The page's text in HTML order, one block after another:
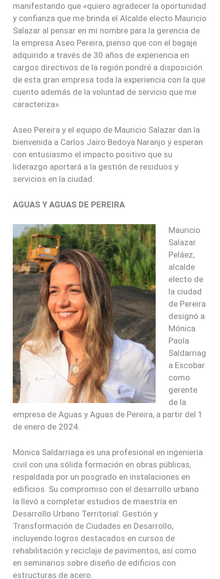
manifestando que «quiero agradecer la oportunidad
y confianza que me brinda el Alcalde electo Mauricio
Salazar al pensar en mi nombre para la gerencia de
la empresa Aseo Pereira, pienso que con el bagaje
adquirido a través de 30 años de experiencia en
cargos directivos de la región pondré a disposición
de esta gran empresa toda la experiencia con la que
cuento además de la voluntad de servicio que me
caracteriza».
Aseo Pereira y el equipo de Mauricio Salazar dan la
bienvenida a Carlos Jairo Bedoya Naranjo y esperan
con entusiasmo el impacto positivo que su
liderazgo aportará a la gestión de residuos y
servicios en la ciudad.
AGUAS Y AGUAS DE PEREIRA
Mauricio
Salazar
Peláez,
alcalde
electo de
la ciudad
de Pereira
designó a
Mónica
Paola
Saldarriag
a Escobar
como
gerente
de la
empresa de Aguas y Aguas de Pereira, a partir del 1
de enero de 2024.
Mónica Saldarriaga es una profesional en ingeniería
civil con una sólida formación en obras públicas,
respaldada por un posgrado en instalaciones en
edificios. Su compromiso con el desarrollo urbano
la llevó a completar estudios de maestría en
Desarrollo Urbano Territorial: Gestión y
Transformación de Ciudades en Desarrollo,
incluyendo logros destacados en cursos de
rehabilitación y reciclaje de pavimentos, así como
en seminarios sobre diseño de edificios con
estructuras de acero.